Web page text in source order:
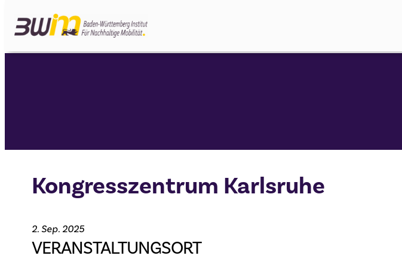
Inhalt
springen
Kongresszentrum Karlsruhe
2. Sep. 2025
VERANSTALTUNGSORT